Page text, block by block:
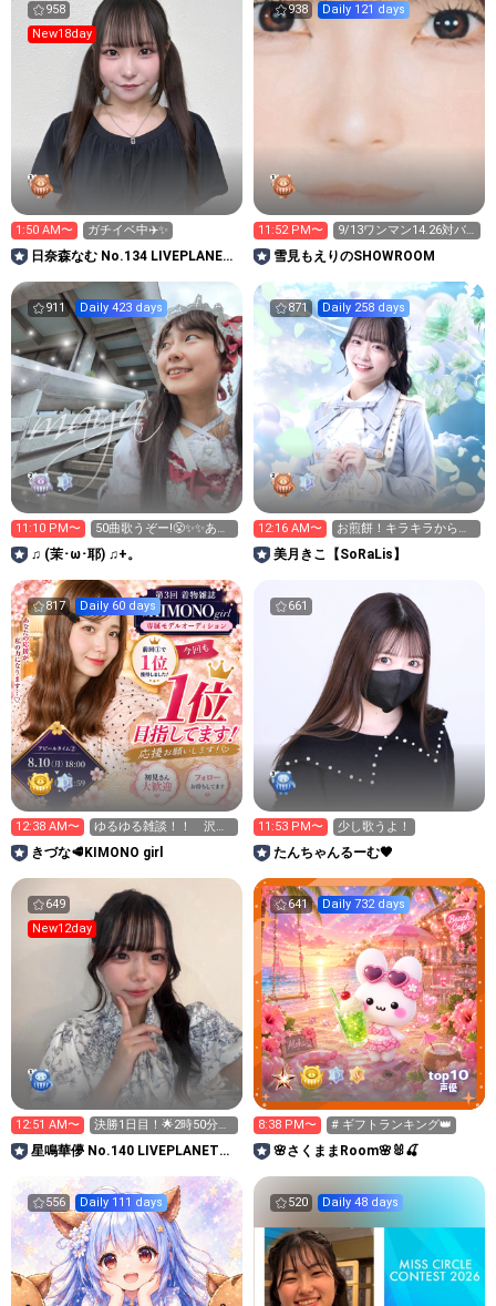
958
New18day
1:50 AM〜 ガチイベ中✈️✨
日奈森なむ No.134 LIVEPLANET
938 Daily 121 days
11:52 PM〜
9/13ワンマン14.26対バ
ン!25自主いべ
雪見もえりのSHOWROOM
911 Daily 423 days
11:10 PM〜
50曲歌うぞー!😤✨✨あと
15曲!!😆🌸
♫ (茉⁠･⁠ω⁠･⁠耶) ♫+。
871 Daily 258 days
12:16 AM〜
お煎餅！キラキラからの
応援お待ちしてます🍘
美月きこ【SoRaLis】
817 Daily 60 days
12:38 AM〜
ゆるゆる雑談！！ 沢山
話しましょう〜
きづな🥩KIMONO girl
661
11:53 PM〜 少し歌うよ！
たんちゃんるーむ🖤
649
New12day
12:51 AM〜
決勝1日目！🌟2時50分ま
で‼️
星鳴華儚 No.140 LIVEPLANET新
641 Daily 732 days
top10
声優
8:38 PM〜 # ギフトランキング👑
🌸さくままRoom🌸🐰🍒
556 Daily 111 days 520 Daily 48 days